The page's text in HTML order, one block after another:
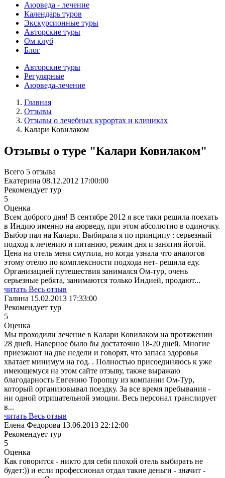
Аюрведа - лечение
Календарь туров
Экскурсионные туры
Авторские туры
Ом клуб
Блог
Авторские туры
Регулярные
Аюрведа-лечение
Главная
Отзывы
Отзывы о лечебных курортах и клиниках
Калари Ковилаком
Отзывы о туре "Калари Ковилаком"
Всего 5 отзыва
Екатерина 08.12.2012 17:00:00
Рекомендует тур
5
Оценка
Всем доброго дня! В сентябре 2012 я все таки решила поехать
в Индию именно на аюрведу, при этом абсолютно в одиночку.
Выбор пал на Калари. Выбирала я по принципу : серьезный
подход к лечению и питанию, режим дня и занятия йогой.
Цена на отель меня смутила, но когда узнала что аналогов
этому отелю по комплексности подхода нет- решила еду.
Организацией путешествия занимался Ом-тур, очень
серьезные ребята, занимаются только Индией, продают...
читать Весь отзыв
Галина 15.02.2013 17:33:00
Рекомендует тур
5
Оценка
Мы проходили лечение в Калари Ковилаком на протяжении
28 дней. Наверное было бы достаточно 18-20 дней. Многие
приезжают на две недели и говорят, что запаса здоровья
хватает минимум на год. . Полностью присоединяюсь к уже
имеющемуся на этом сайте отзыву, также выражаю
благодарность Евгению Торопцу из компании Ом-Тур,
который организовывал поездку. За все время пребывания -
ни одной отрицательной эмоции. Весь персонал транслирует
в...
читать Весь отзыв
Елена Федорова 13.06.2013 22:12:00
Рекомендует тур
5
Оценка
Как говорится - никто для себя плохой отель выбирать не
будет:)) и если профессионал отдал такие деньги - значит -